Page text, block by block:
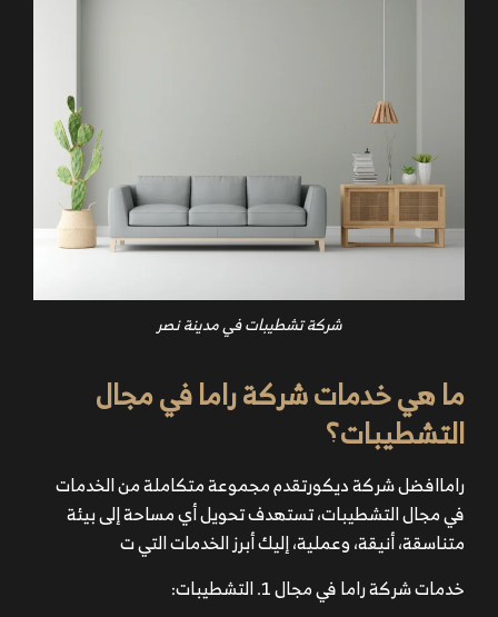
شركة تشطيبات في مدينة نصر
ما هي خدمات شركة راما في مجال
التشطيبات؟
راماافضل شركة ديكورتقدم مجموعة متكاملة من الخدمات
في مجال التشطيبات، تستهدف تحويل أي مساحة إلى بيئة
متناسقة، أنيقة، وعملية، إليك أبرز الخدمات التي ت
خدمات شركة راما في مجال 1. التشطيبات: